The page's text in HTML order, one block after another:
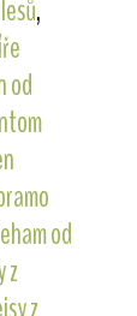
,
od
od
z